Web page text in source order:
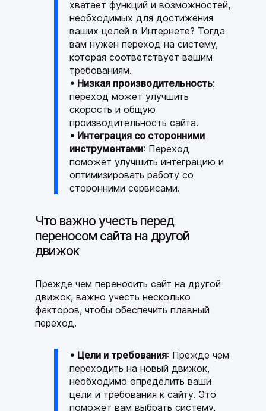
хватает функций и возможностей,
необходимых для достижения
ваших целей в Интернете? Тогда
вам нужен переход на систему,
которая соответствует вашим
требованиям.
• Низкая производительность:
переход может улучшить
скорость и общую
производительность сайта.
• Интеграция со сторонними
инструментами: Переход
поможет улучшить интеграцию и
оптимизировать работу со
сторонними сервисами.
Что важно учесть перед
переносом сайта на другой
движок
Прежде чем переносить сайт на другой
движок, важно учесть несколько
факторов, чтобы обеспечить плавный
переход.
• Цели и требования: Прежде чем
переходить на новый движок,
необходимо определить ваши
цели и требования к сайту. Это
поможет вам выбрать систему,